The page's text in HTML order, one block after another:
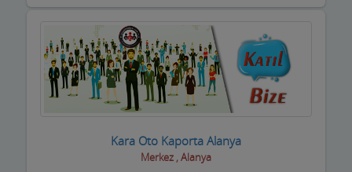
inşaat Malzemeleri
inşaat ve yapı ustaları
internet Cafeler ve Oyun salonları
ithalat ihracat Firmaları
Kara Oto Kaporta Alanya
Merkez , Alanya